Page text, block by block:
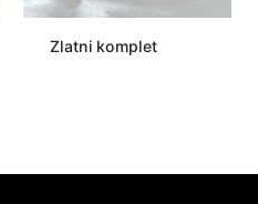
Zlatni komplet